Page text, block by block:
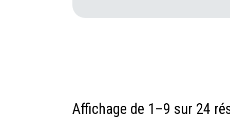
Affichage de 1–9 sur 24